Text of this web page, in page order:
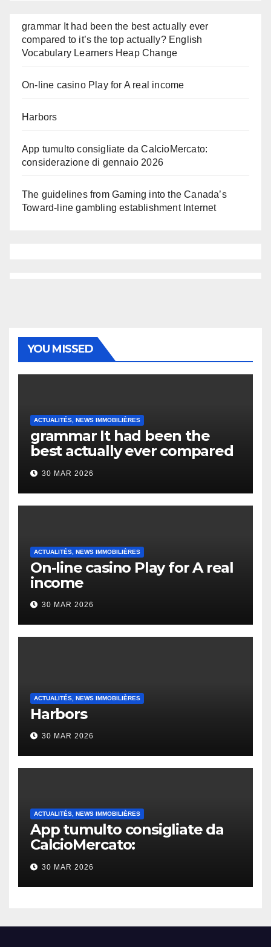
grammar It had been the best actually ever
compared to it’s the top actually? English
Vocabulary Learners Heap Change
On-line casino Play for A real income
Harbors
App tumulto consigliate da CalcioMercato:
considerazione di gennaio 2026
The guidelines from Gaming into the Canada’s
Toward-line gambling establishment Internet
YOU MISSED
ACTUALITÉS, NEWS IMMOBILIÈRES
grammar It had been the
best actually ever compared
to it’s the top actually?
English Vocabulary Learners
Heap Change
30 MAR 2026
ACTUALITÉS, NEWS IMMOBILIÈRES
On-line casino Play for A real
income
30 MAR 2026
ACTUALITÉS, NEWS IMMOBILIÈRES
Harbors
30 MAR 2026
ACTUALITÉS, NEWS IMMOBILIÈRES
App tumulto consigliate da
CalcioMercato:
considerazione di gennaio
2026
30 MAR 2026